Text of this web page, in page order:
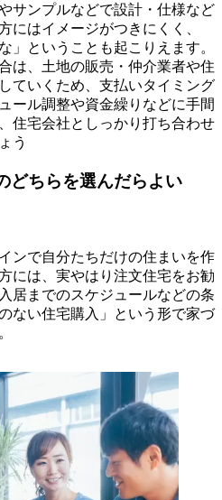
サンプルなどで設計・仕様など
にはイメージがつきにくく、
」ということも起こりえます。
は、土地の販売・仲介業者や住
ていくため、支払いタイミング
ール調整や資金繰りなどに手間
住宅会社としっかり打ち合わせ
う
どちらを選んだらよい
ンで自分たちだけの住まいを作
には、実やはり注文住宅をお勧
居までのスケジュールなどの条
ない住宅購入」という形で家づ